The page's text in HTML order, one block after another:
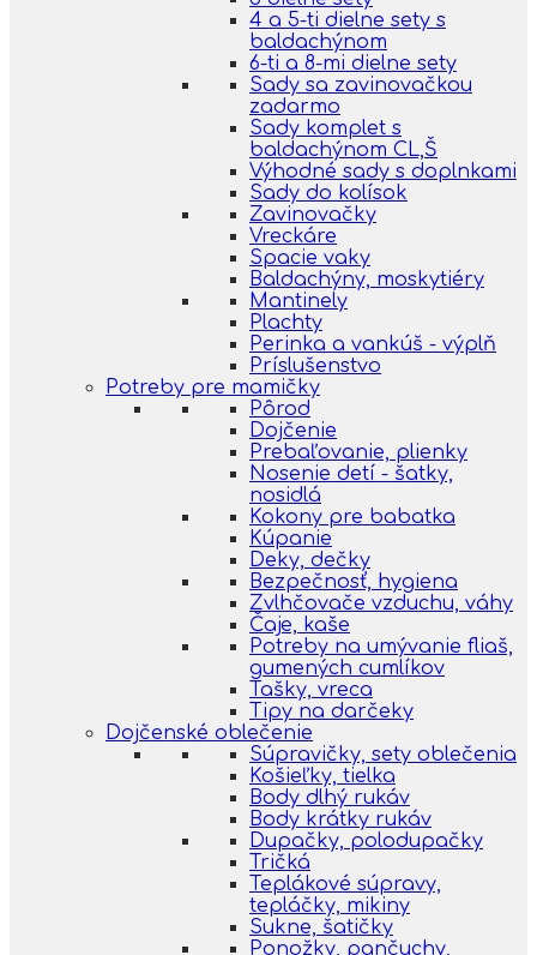
4 a 5-ti dielne sety s
baldachýnom
6-ti a 8-mi dielne sety
Sady sa zavinovačkou
zadarmo
Sady komplet s
baldachýnom CL,Š
Výhodné sady s doplnkami
Sady do kolísok
Zavinovačky
Vreckáre
Spacie vaky
Baldachýny, moskytiéry
Mantinely
Plachty
Perinka a vankúš - výplň
Príslušenstvo
Potreby pre mamičky
Pôrod
Dojčenie
Prebaľovanie, plienky
Nosenie detí - šatky,
nosidlá
Kokony pre babatka
Kúpanie
Deky, dečky
Bezpečnosť, hygiena
Zvlhčovače vzduchu, váhy
Čaje, kaše
Potreby na umývanie fliaš,
gumených cumlíkov
Tašky, vreca
Tipy na darčeky
Dojčenské oblečenie
Súpravičky, sety oblečenia
Košieľky, tielka
Body dlhý rukáv
Body krátky rukáv
Dupačky, polodupačky
Tričká
Teplákové súpravy,
tepláčky, mikiny
Sukne, šatičky
Ponožky, pančuchy,